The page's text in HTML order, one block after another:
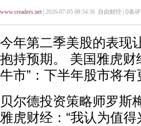
www.creaders.net| 2026-07-05 08:54:36 自由财经 | 0条评
今年第二季美股的表现
抱持预期。 美国雅虎财
牛市”：下半年股市将
贝尔德投资策略师罗斯
雅虎财经：“我认为值